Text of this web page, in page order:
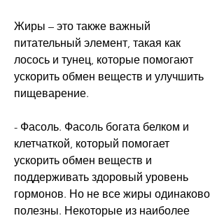
Жиры – это также важный
питательный элемент, такая как
лосось и тунец, которые помогают
ускорить обмен веществ и улучшить
пищеварение.
- Фасоль. Фасоль богата белком и
клетчаткой, который помогает
ускорить обмен веществ и
поддерживать здоровый уровень
гормонов. Но не все жиры одинаково
полезны. Некоторые из наиболее